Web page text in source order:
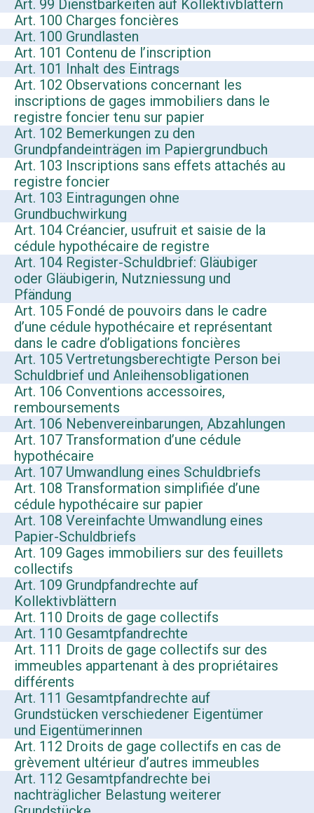
Art. 99 Dienstbarkeiten auf Kollektivblättern
Art. 100 Charges foncières
Art. 100 Grundlasten
Art. 101 Contenu de l’inscription
Art. 101 Inhalt des Eintrags
Art. 102 Observations concernant les
inscriptions de gages immobiliers dans le
registre foncier tenu sur papier
Art. 102 Bemerkungen zu den
Grundpfandeinträgen im Papiergrundbuch
Art. 103 Inscriptions sans effets attachés au
registre foncier
Art. 103 Eintragungen ohne
Grundbuchwirkung
Art. 104 Créancier, usufruit et saisie de la
cédule hypothécaire de registre
Art. 104 Register-Schuldbrief: Gläubiger
oder Gläubigerin, Nutzniessung und
Pfändung
Art. 105 Fondé de pouvoirs dans le cadre
d’une cédule hypothécaire et représentant
dans le cadre d’obligations foncières
Art. 105 Vertretungsberechtigte Person bei
Schuldbrief und Anleihensobligationen
Art. 106 Conventions accessoires,
remboursements
Art. 106 Nebenvereinbarungen, Abzahlungen
Art. 107 Transformation d’une cédule
hypothécaire
Art. 107 Umwandlung eines Schuldbriefs
Art. 108 Transformation simplifiée d’une
cédule hypothécaire sur papier
Art. 108 Vereinfachte Umwandlung eines
Papier-Schuldbriefs
Art. 109 Gages immobiliers sur des feuillets
collectifs
Art. 109 Grundpfandrechte auf
Kollektivblättern
Art. 110 Droits de gage collectifs
Art. 110 Gesamtpfandrechte
Art. 111 Droits de gage collectifs sur des
immeubles appartenant à des propriétaires
différents
Art. 111 Gesamtpfandrechte auf
Grundstücken verschiedener Eigentümer
und Eigentümerinnen
Art. 112 Droits de gage collectifs en cas de
grèvement ultérieur d’autres immeubles
Art. 112 Gesamtpfandrechte bei
nachträglicher Belastung weiterer